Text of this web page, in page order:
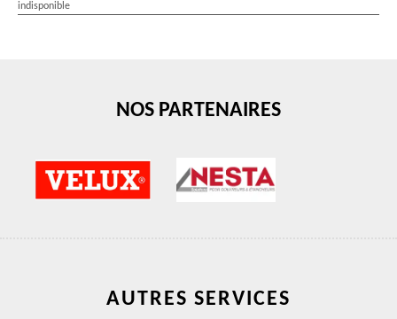
indisponible
NOS PARTENAIRES
AUTRES SERVICES